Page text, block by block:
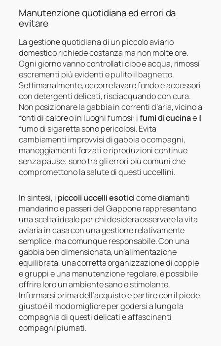
Manutenzione quotidiana ed errori da
evitare
La gestione quotidiana di un piccolo aviario
domestico richiede costanza ma non molte ore.
Ogni giorno vanno controllati cibo e acqua, rimossi
escrementi più evidenti e pulito il bagnetto.
Settimanalmente, occorre lavare fondo e accessori
con detergenti delicati, risciacquando con cura.
Non posizionare la gabbia in correnti d’aria, vicino a
fonti di calore o in luoghi fumosi: ifumi di cucinae il
fumo di sigaretta sono pericolosi. Evita
cambiamenti improvvisi di gabbia o compagni,
maneggiamenti forzati e riproduzioni continue
senza pause: sono tra gli errori più comuni che
compromettono la salute di questi uccellini.
In sintesi, i piccoli uccelli esoticicome diamanti
mandarino e passeri del Giappone rappresentano
una scelta ideale per chi desidera osservare la vita
aviaria in casa con una gestione relativamente
semplice, ma comunque responsabile. Con una
gabbia ben dimensionata, un’alimentazione
equilibrata, una corretta organizzazione di coppie
e gruppi e una manutenzione regolare, è possibile
offrire loro un ambiente sano e stimolante.
Informarsi prima dell’acquisto e partire con il piede
giusto è il modo migliore per godersi a lungo la
compagnia di questi delicati e affascinanti
compagni piumati.